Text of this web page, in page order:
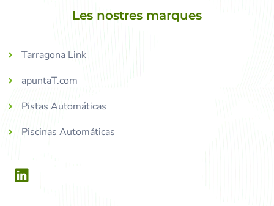
Les nostres marques
Tarragona Link
apuntaT.com
Pistas Automáticas
Piscinas Automáticas